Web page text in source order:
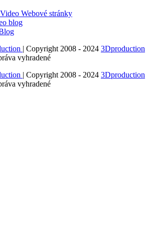
Webové stránky
| Copyright 2008 - 2024 3Dproduction
vyhradené
| Copyright 2008 - 2024 3Dproduction
vyhradené